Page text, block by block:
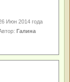
Июн 2014 года
Галина